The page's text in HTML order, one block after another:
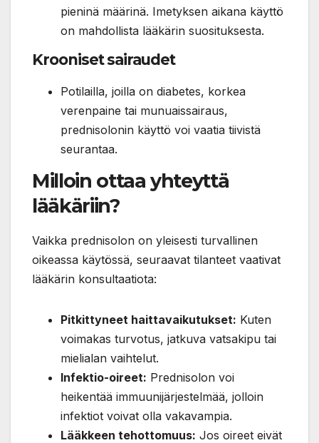
pieninä määrinä. Imetyksen aikana käyttö
on mahdollista lääkärin suosituksesta.
Krooniset sairaudet
Potilailla, joilla on diabetes, korkea
verenpaine tai munuaissairaus,
prednisolonin käyttö voi vaatia tiivistä
seurantaa.
Milloin ottaa yhteyttä
lääkäriin?
Vaikka prednisolon on yleisesti turvallinen
oikeassa käytössä, seuraavat tilanteet vaativat
lääkärin konsultaatiota:
Pitkittyneet haittavaikutukset: Kuten
voimakas turvotus, jatkuva vatsakipu tai
mielialan vaihtelut.
Infektio-oireet: Prednisolon voi
heikentää immuunijärjestelmää, jolloin
infektiot voivat olla vakavampia.
Lääkkeen tehottomuus: Jos oireet eivät